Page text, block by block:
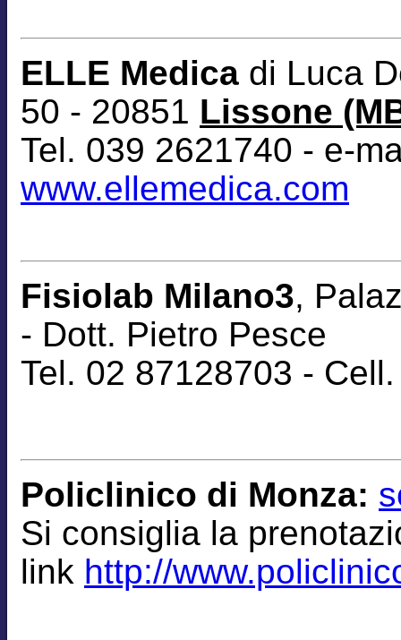
ELLE Medica di Luca
50 - 20851 Lissone
Tel. 039 2621740 - e-
www.ellemedica.com
Fisiolab Milano3,
- Dott. Pietro Pesce
Tel. 02 87128703 -
Policlinico di Monza:
Si consiglia la
link http://